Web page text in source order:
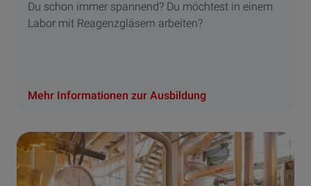
Du schon immer spannend? Du möchtest in einem
Labor mit Reagenzgläsern arbeiten?
Mehr Informationen zur Ausbildung